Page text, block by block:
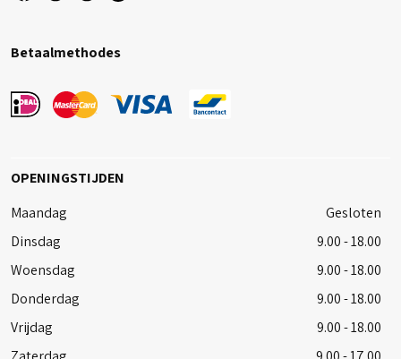
Betaalmethodes
OPENINGSTIJDEN
Maandag
Gesloten
Dinsdag
9.00 - 18.00
Woensdag
9.00 - 18.00
Donderdag
9.00 - 18.00
Vrijdag
9.00 - 18.00